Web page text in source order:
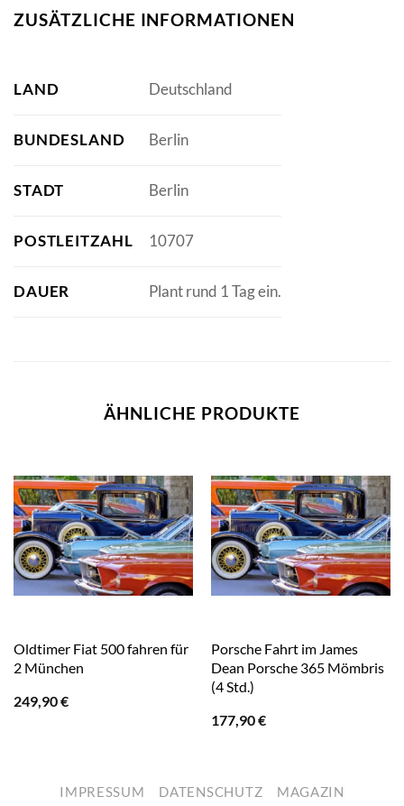
ZUSÄTZLICHE INFORMATIONEN
LAND Deutschland
BUNDESLAND Berlin
STADT Berlin
POSTLEITZAHL 10707
DAUER Plant rund 1 Tag ein.
ÄHNLICHE PRODUKTE
Oldtimer Fiat 500 fahren für
2 München
249,90€
Porsche Fahrt im James
Dean Porsche 365 Mömbris
(4 Std.)
177,90€
IMPRESSUM DATENSCHUTZ MAGAZIN